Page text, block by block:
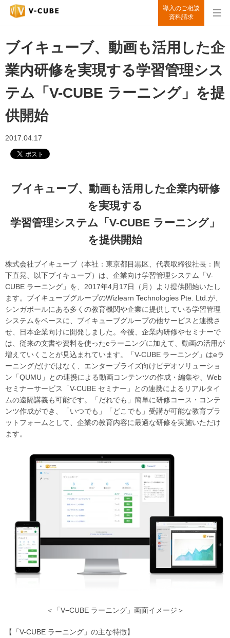
導入のご相談
資料請求
ブイキューブ、動画も活用した企
業内研修を実現する学習管理シス
テム「V-CUBE ラーニング」を提
供開始
2017.04.17
ブイキューブ、動画も活用した企業内研修
を実現する
学習管理システム「V-CUBE ラーニング」
を提供開始
株式会社ブイキューブ（本社：東京都目黒区、代表取締役社長：間
下直晃、以下ブイキューブ）は、企業向け学習管理システム「V-
CUBE ラーニング」を、2017年4月17日（月）より提供開始いたし
ます。ブイキューブグループのWizlearn Technologies Pte. Ltd.が、
シンガポールにある多くの教育機関や企業に提供している学習管理
システムをベースに、ブイキューブグループの他サービスと連携さ
せ、日本企業向けに開発しました。今後、企業内研修やセミナーで
は、従来の文書や資料を使ったeラーニングに加えて、動画の活用が
増えていくことが見込まれています。「V-CUBE ラーニング」はeラ
ーニングだけではなく、エンタープライズ向けビデオソリューショ
ン「QUMU」との連携による動画コンテンツの作成・編集や、Web
セミナーサービス「V-CUBE セミナー」との連携によるリアルタイ
ムの遠隔講義も可能です。「だれでも」簡単に研修コース・コンテ
ンツ作成ができ、「いつでも」「どこでも」受講が可能な教育プラ
ットフォームとして、企業の教育内容に最適な研修を実施いただけ
ます。
＜「V−CUBE ラーニング」画面イメージ＞
【「V-CUBE ラーニング」の主な特徴】